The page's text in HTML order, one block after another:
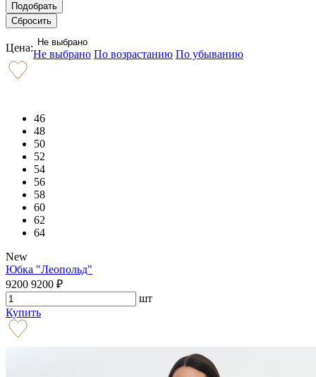
Цена: Не выбрано
Не выбрано По возрастанию По убыванию
46
48
50
52
54
56
58
60
62
64
New
Юбка "Леопольд"
9200 9200 ₽
шт
Купить